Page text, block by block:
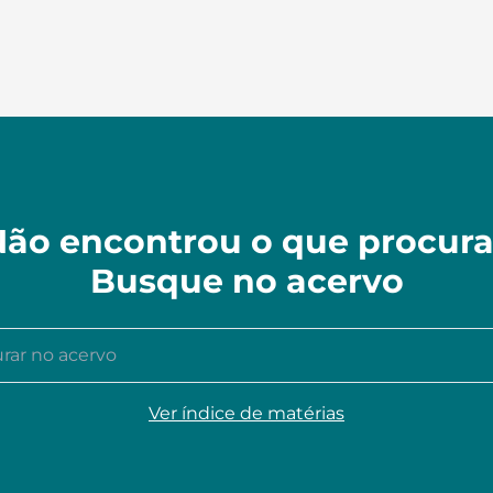
encontrou o que
Busque no acervo
acervo
Ver índice de matérias